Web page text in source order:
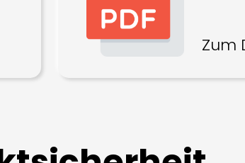
Zum